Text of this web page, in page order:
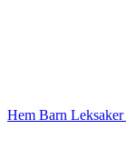
Hem Barn Leksaker